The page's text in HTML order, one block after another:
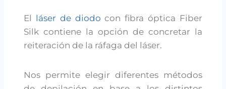
El láser de diodo con fibra óptica Fiber
Silk contiene la opción de concretar la
reiteración de la ráfaga del láser.
Nos permite elegir diferentes métodos